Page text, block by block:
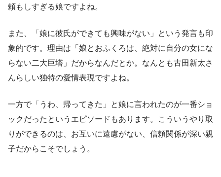
頼もしすぎる娘ですよね。
また、「娘に彼氏ができても興味がない」という発言も印
象的です。理由は「娘とおふくろは、絶対に自分の女にな
らない二大巨塔」だからなんだとか。なんとも古田新太さ
んらしい独特の愛情表現ですよね。
一方で「うわ、帰ってきた」と娘に言われたのが一番ショ
ックだったというエピソードもあります。こういうやり取
りができるのは、お互いに遠慮がない、信頼関係が深い親
子だからこそでしょう。